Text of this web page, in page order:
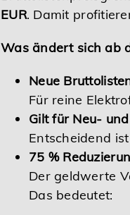
EUR. Damit
Was ändert sich ab
Neue
Für reine
Gilt für Neu-
Entscheidend
75 %
Der geldwerte
Das bedeutet: